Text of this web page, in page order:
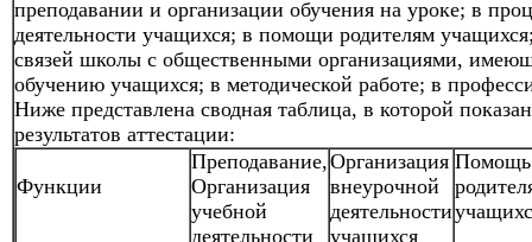
преподавании и организации обучения на уроке; в
деятельности учащихся; в помощи родителям
связей школы с общественными организациями,
обучению учащихся; в методической работе; в
Ниже представлена сводная таблица, в которой
результатов аттестации:
Функции
Преподавание,
Организация
учебной
деятельности
Организация
внеурочной
деятельности
учащихся
Помощь